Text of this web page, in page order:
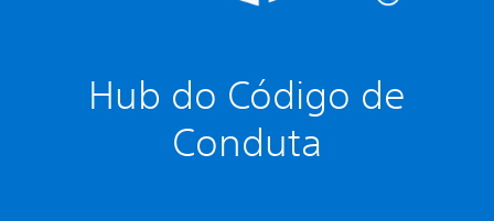
Hub do Código de
Conduta